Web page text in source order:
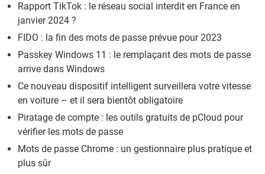
Rapport TikTok : le réseau social interdit en France en
janvier 2024 ?
FIDO : la fin des mots de passe prévue pour 2023
Passkey Windows 11 : le remplaçant des mots de passe
arrive dans Windows
Ce nouveau dispositif intelligent surveillera votre vitesse
en voiture – et il sera bientôt obligatoire
Piratage de compte : les outils gratuits de pCloud pour
vérifier les mots de passe
Mots de passe Chrome : un gestionnaire plus pratique et
plus sûr